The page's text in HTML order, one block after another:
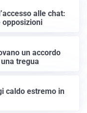
alle chat:
opposizioni
un accordo
tregua
caldo estremo in